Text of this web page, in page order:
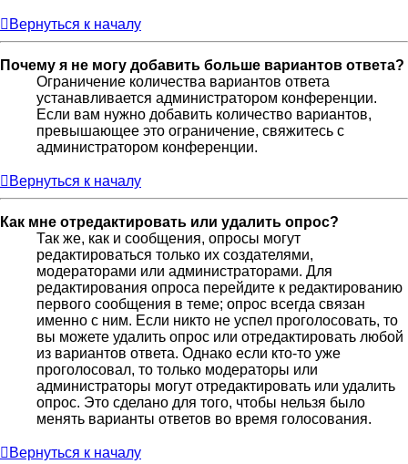
Вернуться к началу
Почему я не могу добавить больше вариантов ответа?
Ограничение количества вариантов ответа
устанавливается администратором конференции.
Если вам нужно добавить количество вариантов,
превышающее это ограничение, свяжитесь с
администратором конференции.
Вернуться к началу
Как мне отредактировать или удалить опрос?
Так же, как и сообщения, опросы могут
редактироваться только их создателями,
модераторами или администраторами. Для
редактирования опроса перейдите к редактированию
первого сообщения в теме; опрос всегда связан
именно с ним. Если никто не успел проголосовать, то
вы можете удалить опрос или отредактировать любой
из вариантов ответа. Однако если кто-то уже
проголосовал, то только модераторы или
администраторы могут отредактировать или удалить
опрос. Это сделано для того, чтобы нельзя было
менять варианты ответов во время голосования.
Вернуться к началу